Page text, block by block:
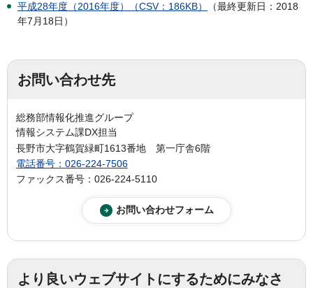
平成28年度（2016年度）（CSV：186KB）
（最終更新日：2018
年7月18日）
お問い合わせ先
総務部情報化推進グループ
情報システム課DX担当
長野市大字鶴賀緑町1613番地 第一庁舎6階
電話番号：026-224-7506
ファックス番号：026-224-5110
より良いウェブサイトにするためにみなさ